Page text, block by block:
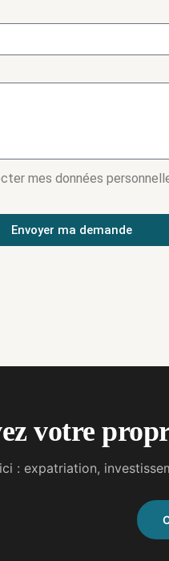
mes données
Envoyer ma demande
votre
: expatriation,